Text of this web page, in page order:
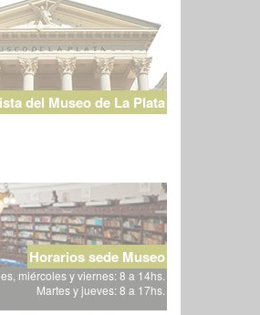
del Museo de La Plata
Horarios sede Museo
miércoles y viernes: 8 a 14hs.
Martes y jueves: 8 a 17hs.